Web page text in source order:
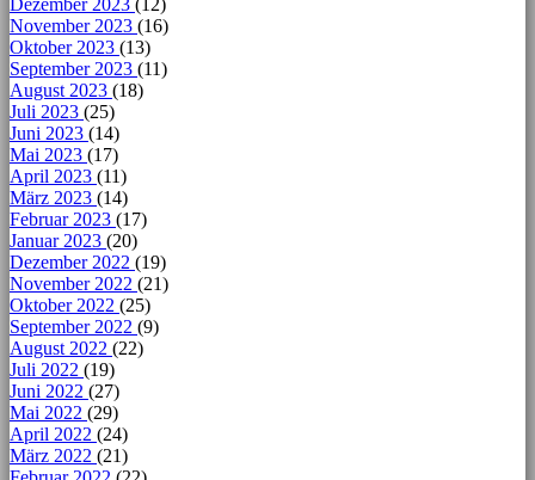
November 2023 (16)
Oktober 2023 (13)
September 2023 (11)
August 2023 (18)
Juli 2023 (25)
Juni 2023 (14)
Mai 2023 (17)
April 2023 (11)
März 2023 (14)
Februar 2023 (17)
Januar 2023 (20)
Dezember 2022 (19)
November 2022 (21)
Oktober 2022 (25)
September 2022 (9)
August 2022 (22)
Juli 2022 (19)
Juni 2022 (27)
Mai 2022 (29)
April 2022 (24)
März 2022 (21)